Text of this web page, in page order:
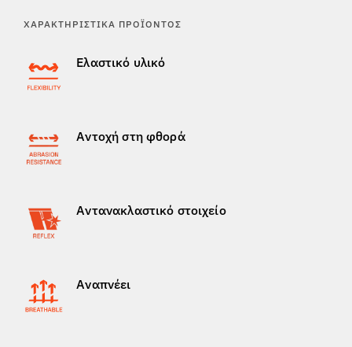
ΧΑΡΑΚΤΗΡΙΣΤΙΚΆ ΠΡΟΪΌΝΤΟΣ
Ελαστικό υλικό
Αντοχή στη φθορά
Αντανακλαστικό στοιχείο
Αναπνέει